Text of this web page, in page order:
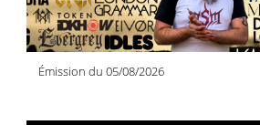
Émission du 05/08/2026